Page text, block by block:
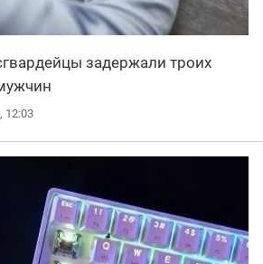
задержали троих
12:03